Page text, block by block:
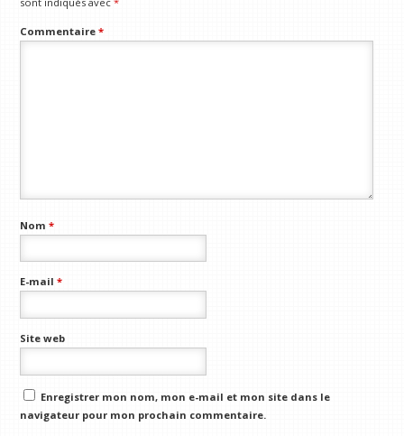
Commentaire*
Nom*
E-mail*
Site web
Enregistrer mon nom, mon e-mail et mon site dans le
navigateur pour mon prochain commentaire.